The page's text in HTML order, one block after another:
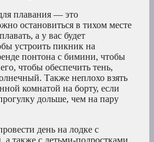
плавания — это
остановиться в тихом месте
а у вас будет
устроить пикник на
понтона с бимини, чтобы
чтобы обеспечить тень,
Также неплохо взять
комнатой на борту, если
дольше, чем на пару
день на лодке с
также с детьми-подростками